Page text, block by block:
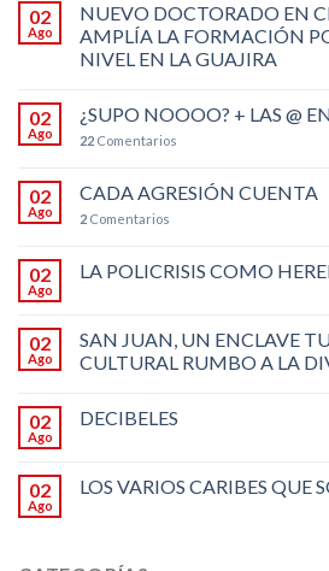
02
Ago
NUEVO DOCTORADO EN
AMPLÍA LA FORMACIÓN
NIVEL EN LA GUAJIRA
02
Ago
¿SUPO NOOOO? + LAS @
22 Comentarios
02
Ago
CADA AGRESIÓN CUENTA
2 Comentarios
02
Ago
LA POLICRISIS COMO
02
Ago
SAN JUAN, UN ENCLAVE
CULTURAL RUMBO A LA
02
Ago
DECIBELES
02
Ago
LOS VARIOS CARIBES QUE